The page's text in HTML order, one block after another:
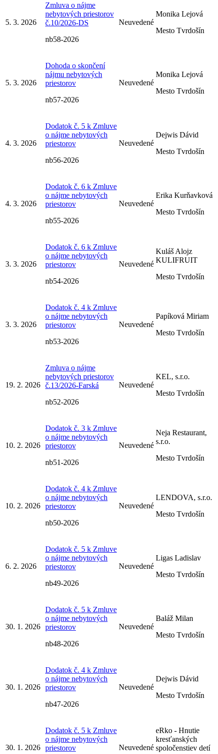
5. 3. 2026
Zmluva o nájme
nebytových priestorov
č.10/2026-DS
nb58-2026
Neuvedené
Monika Lejová
Mesto Tvrdošín
5. 3. 2026
Dohoda o skončení
nájmu nebytových
priestorov
nb57-2026
Neuvedené
Monika Lejová
Mesto Tvrdošín
4. 3. 2026
Dodatok č. 5 k Zmluve
o nájme nebytových
priestorov
nb56-2026
Neuvedené
Dejwis Dávid
Mesto Tvrdošín
4. 3. 2026
Dodatok č. 6 k Zmluve
o nájme nebytových
priestorov
nb55-2026
Neuvedené
Erika Kurňavková
Mesto Tvrdošín
3. 3. 2026
Dodatok č. 6 k Zmluve
o nájme nebytových
priestorov
nb54-2026
Neuvedené
Kuláš Alojz
KULIFRUIT
Mesto Tvrdošín
3. 3. 2026
Dodatok č. 4 k Zmluve
o nájme nebytových
priestorov
nb53-2026
Neuvedené
Papíková Miriam
Mesto Tvrdošín
19. 2. 2026
Zmluva o nájme
nebytových priestorov
č.13/2026-Farská
nb52-2026
Neuvedené
KEL, s.r.o.
Mesto Tvrdošín
10. 2. 2026
Dodatok č. 3 k Zmluve
o nájme nebytových
priestorov
nb51-2026
Neuvedené
Neja Restaurant,
s.r.o.
Mesto Tvrdošín
10. 2. 2026
Dodatok č. 4 k Zmluve
o nájme nebytových
priestorov
nb50-2026
Neuvedené
LENDOVA, s.r.o.
Mesto Tvrdošín
6. 2. 2026
Dodatok č. 5 k Zmluve
o nájme nebytových
priestorov
nb49-2026
Neuvedené
Ligas Ladislav
Mesto Tvrdošín
30. 1. 2026
Dodatok č. 5 k Zmluve
o nájme nebytových
priestorov
nb48-2026
Neuvedené
Baláž Milan
Mesto Tvrdošín
30. 1. 2026
Dodatok č. 4 k Zmluve
o nájme nebytových
priestorov
nb47-2026
Neuvedené
Dejwis Dávid
Mesto Tvrdošín
30. 1. 2026
Dodatok č. 5 k Zmluve
o nájme nebytových
priestorov
Neuvedené
eRko - Hnutie
kresťanských
spoločenstiev detí